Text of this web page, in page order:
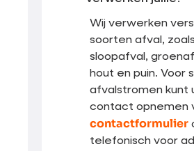
Wij verwerken
soorten afval,
sloopafval,
hout en puin. Voor
afvalstromen kunt
contact opnemen
contactformulier
telefonisch voor